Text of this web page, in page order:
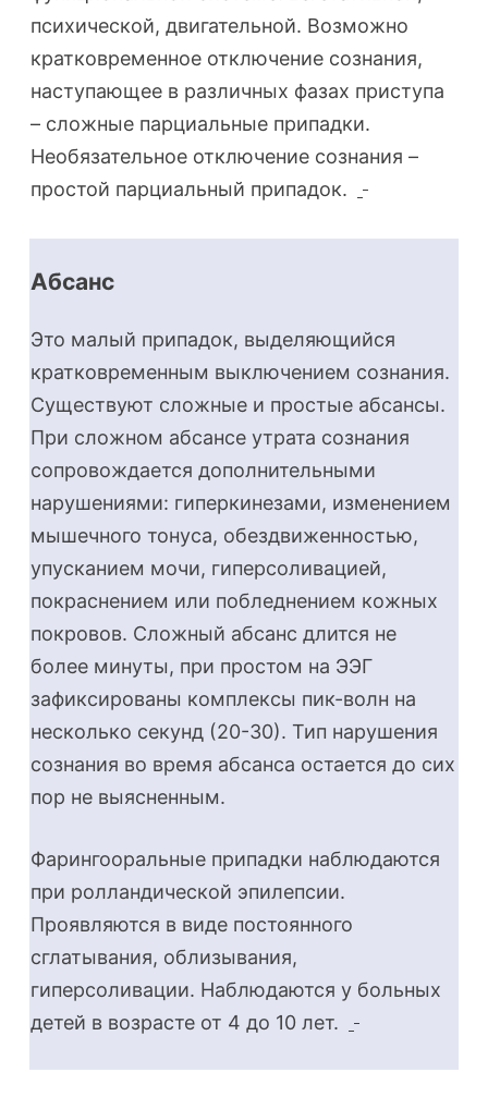
психической, двигательной. Возможно
кратковременное отключение сознания,
наступающее в различных фазах приступа
– сложные парциальные припадки.
Необязательное отключение сознания –
простой парциальный припадок.
Абсанс
Это малый припадок, выделяющийся
кратковременным выключением сознания.
Существуют сложные и простые абсансы.
При сложном абсансе утрата сознания
сопровождается дополнительными
нарушениями: гиперкинезами, изменением
мышечного тонуса, обездвиженностью,
упусканием мочи, гиперсоливацией,
покраснением или побледнением кожных
покровов. Сложный абсанс длится не
более минуты, при простом на ЭЭГ
зафиксированы комплексы пик-волн на
несколько секунд (20-30). Тип нарушения
сознания во время абсанса остается до сих
пор не выясненным.
Фарингооральные припадки наблюдаются
при ролландической эпилепсии.
Проявляются в виде постоянного
сглатывания, облизывания,
гиперсоливации. Наблюдаются у больных
детей в возрасте от 4 до 10 лет.